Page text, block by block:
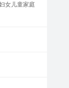
女儿童家庭